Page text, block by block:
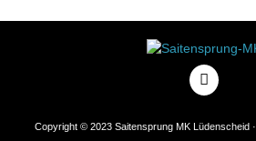
Copyright © 2023 Saitensprung MK Lüdenscheid ·